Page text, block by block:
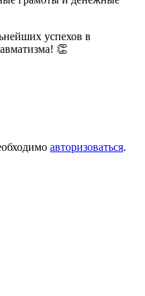
успехов в
👏
авторизоваться.